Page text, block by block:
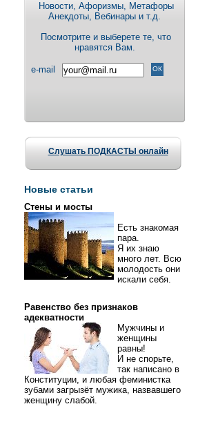
Новости, Aфоризмы, Метафоры
Анекдоты, Вебинары и т.д.
Посмотрите и выберете те, что
нравятся Вам.
e-mail
Слушать ПОДКАСТЫ онлайн
Новые статьи
Стены и мосты
Есть знакомая
пара.
Я их знаю
много лет. Всю
молодость они
искали себя.
Равенство без признаков
адекватности
Мужчины и
женщины
равны!
И не спорьте,
так написано в
Конституции, и любая феминистка
зубами загрызёт мужика, назвавшего
женщину слабой.